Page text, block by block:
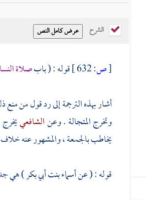
الشرح
[ص: قوله : ( بابصلاة
أشار بهذه الترجمة إلى رد قول من
وتخرج المتجالة . وعنالشافعي
يخاطب بالجمعة ، والمشهور عنه
قوله : ( عنأسماء بنت أبي بكر) هي